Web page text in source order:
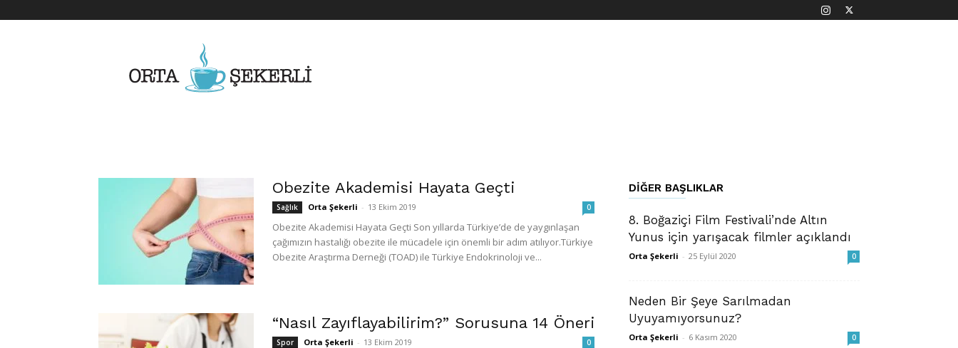
Biraz
Biraz
Obezite Akademisi Hayata Geçti
Sağlık Orta Şekerli - 13 Ekim 2019 0
Obezite Akademisi Hayata Geçti Son yıllarda Türkiye’de de yaygınlaşan
çağımızın hastalığı obezite ile mücadele için önemli bir adım atılıyor.Türkiye
Obezite Araştırma Derneği (TOAD) ile Türkiye Endokrinoloji ve...
“Nasıl Zayıflayabilirim?” Sorusuna 14 Öneri
Spor Orta Şekerli - 13 Ekim 2019 0
DIĞER BAŞLIKLAR
8. Boğaziçi Film Festivali’nde Altın
Yunus için yarışacak filmler açıklandı
Orta Şekerli - 25 Eylül 2020 0
Neden Bir Şeye Sarılmadan
Uyuyamıyorsunuz?
Orta Şekerli - 6 Kasım 2020 0